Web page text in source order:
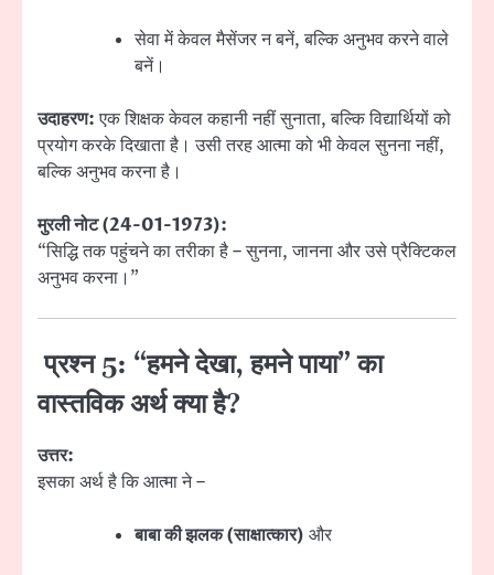
सेवा में केवल मैसेंजर न बनें, बल्कि अनुभव करने वाले
बनें।
उदाहरण:एक शिक्षक केवल कहानी नहीं सुनाता, बल्कि विद्यार्थियों को
प्रयोग करके दिखाता है। उसी तरह आत्मा को भी केवल सुनना नहीं,
बल्कि अनुभव करना है।
मुरली नोट (24-01-1973):
“सिद्धि तक पहुंचने का तरीका है – सुनना, जानना और उसे प्रैक्टिकल
अनुभव करना।”
प्रश्न 5: “हमने देखा, हमने पाया” का
वास्तविक अर्थ क्या है?
उत्तर:
इसका अर्थ है कि आत्मा ने –
बाबा की झलक (साक्षात्कार) और